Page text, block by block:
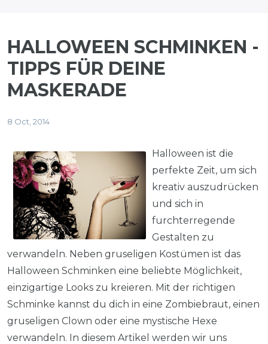
HALLOWEEN SCHMINKEN -
TIPPS FÜR DEINE
MASKERADE
8 Oct, 2014
Halloween ist die
perfekte Zeit, um sich
kreativ auszudrücken
und sich in
furchterregende
Gestalten zu
verwandeln. Neben gruseligen Kostümen ist das
Halloween Schminken eine beliebte Möglichkeit,
einzigartige Looks zu kreieren. Mit der richtigen
Schminke kannst du dich in eine Zombiebraut, einen
gruseligen Clown oder eine mystische Hexe
verwandeln. In diesem Artikel werden wir uns